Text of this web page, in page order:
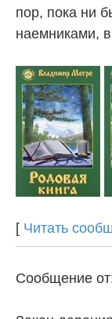
пор, пока ни
наемниками,
[ Читать
Сообщение